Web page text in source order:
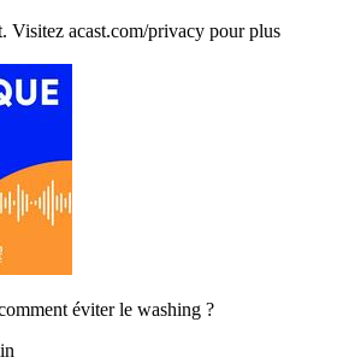
Visitez acast.com/privacy pour plus
éviter le washing ?